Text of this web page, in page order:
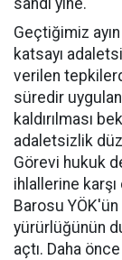
Geçtiğimiz
katsayı
verilen
süredir
kaldırılması
adaletsizlik
Görevi hukuk
ihlallerine
Barosu YÖK'ün
yürürlüğünün
açtı. Daha